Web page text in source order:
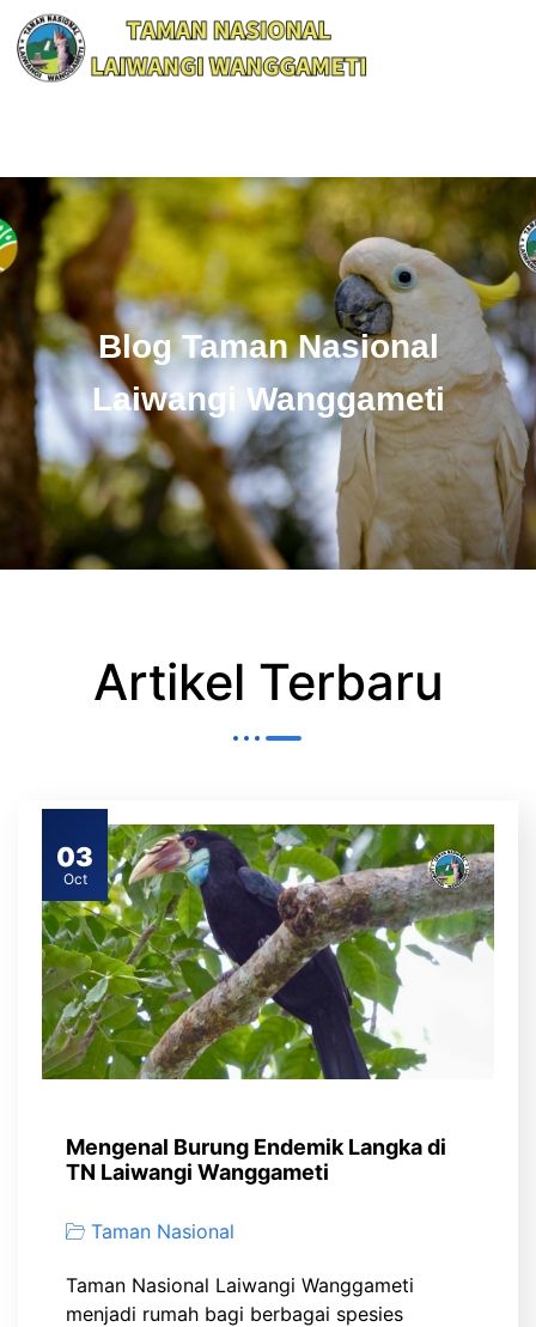
Blog Taman Nasional
Laiwangi Wanggameti
Artikel Terbaru
03
Oct
Mengenal Burung Endemik Langka di
TN Laiwangi Wanggameti
Taman Nasional
Taman Nasional Laiwangi Wanggameti
menjadi rumah bagi berbagai spesies